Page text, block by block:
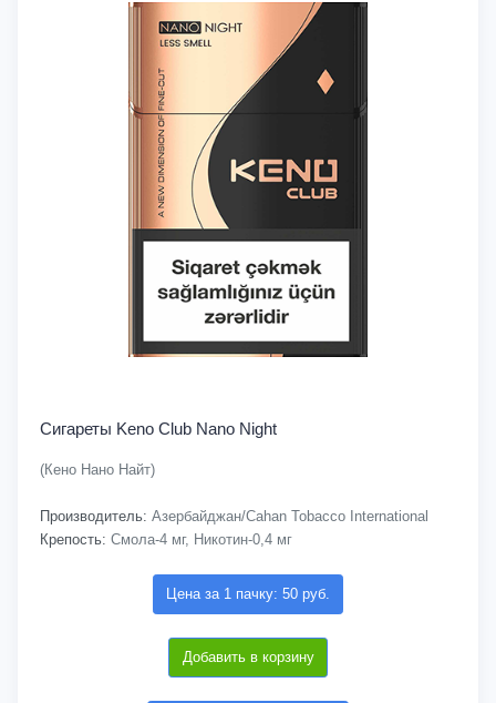
Сигареты Keno Club Nano Night
(Кено Нано Найт)
Производитель: Азербайджан/Cahan Tobacco International
Крепость: Смола-4 мг, Никотин-0,4 мг
Цена за 1 пачку: 50 руб.
Добавить в корзину